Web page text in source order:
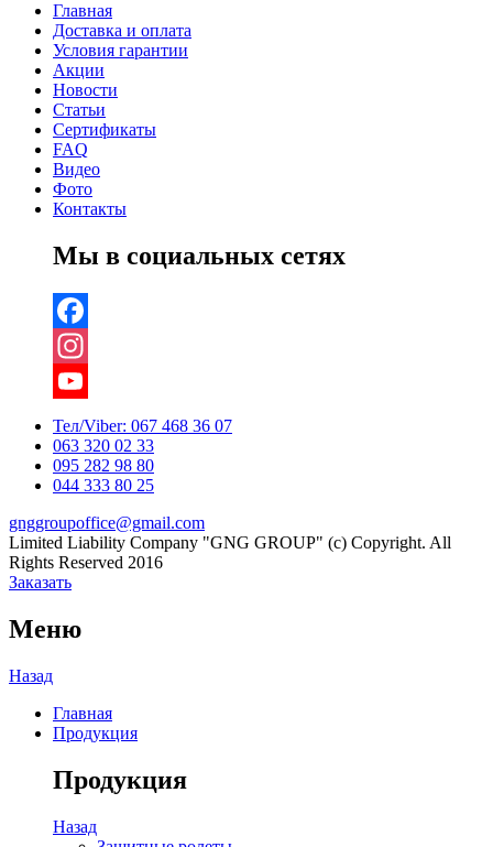
Главная
Доставка и оплата
Условия гарантии
Акции
Новости
Статьи
Сертификаты
FAQ
Видео
Фото
Контакты
Мы в социальных сетях
Facebook
Instagram
YouTube
Channel
Тел/Viber: 067 468 36 07
063 320 02 33
095 282 98 80
044 333 80 25
gnggroupoffice@gmail.com
Limited Liability Company "GNG GROUP" (c) Copyright. All
Rights Reserved 2016
Заказать
Меню
Назад
Главная
Продукция
Продукция
Назад